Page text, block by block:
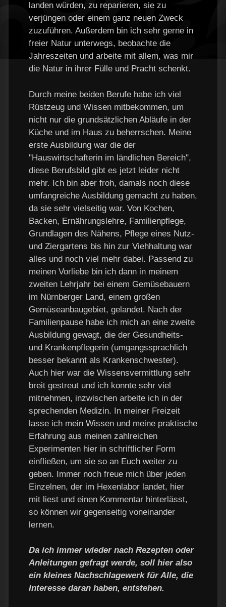
landen würden, zu reparieren, sie zu
verjüngen oder einem ganz neuen Zweck
zuzuführen. Außerdem bin ich sehr gerne in
freier Natur unterwegs, beobachte die
Jahreszeiten und arbeite mit allem, was mir
die Natur in ihrer Fülle und Pracht schenkt.
Durch meine beiden Berufe habe ich viel
Rüstzeug und Wissen mitbekommen, um
nicht nur die grundsätzlichen Abläufe in der
Küche und im Haus zu beherrschen. Meine
erste Ausbildung war die der
"Hauswirtschafterin im ländlichen Bereich",
diese Berufsbild gibt es jetzt leider nicht
mehr. Ich bin aber froh, damals noch diese
umfangreiche Ausbildung gemacht zu haben,
da sie sehr vielseitig war. Von Kochen,
Backen, Ernährungslehre, Familienpflege,
Grundlagen des Nähens, Pflege eines Nutz-
und Ziergartens bis hin zur Viehhaltung war
alles und noch viel mehr dabei. Passend zu
meinen Vorliebe bin ich dann in meinem
zweiten Lehrjahr bei einem Gemüsebauern
im Nürnberger Land, einem großen
Gemüseanbaugebiet, gelandet. Nach der
Familienpause habe ich mich an eine zweite
Ausbildung gewagt, die der Gesundheits-
und Krankenpflegerin (umgangssprachlich
besser bekannt als Krankenschwester).
Auch hier war die Wissensvermittlung sehr
breit gestreut und ich konnte sehr viel
mitnehmen, inzwischen arbeite ich in der
sprechenden Medizin. In meiner Freizeit
lasse ich mein Wissen und meine praktische
Erfahrung aus meinen zahlreichen
Experimenten hier in schriftlicher Form
einfließen, um sie so an Euch weiter zu
geben. Immer noch freue mich über jeden
Einzelnen, der im Hexenlabor landet, hier
mit liest und einen Kommentar hinterlässt,
so können wir gegenseitig voneinander
lernen.
Da ich immer wieder nach Rezepten oder
Anleitungen gefragt werde, soll hier also
ein kleines Nachschlagewerk für Alle, die
Interesse daran haben, entstehen.